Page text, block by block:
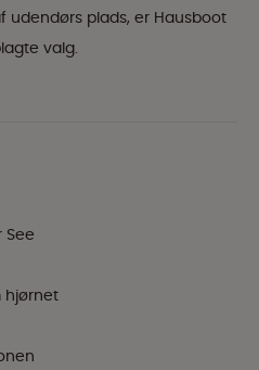
udendørs plads, er Hausboot
valg.
See
hjørnet